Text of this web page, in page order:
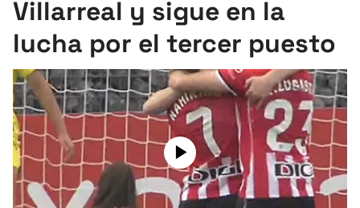
Pelota
Remo
Baloncesto
Ciclismo
Herri-kirolak
Villarreal y sigue en la
lucha por el tercer puesto